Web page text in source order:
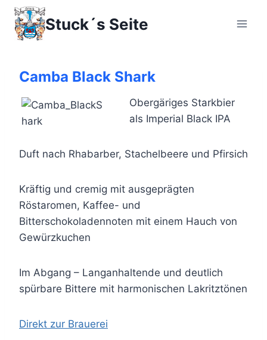
Zum
Inhalt
springen
Stuck´s Seite
Camba Black Shark
Obergäriges Starkbier
als Imperial Black IPA
Duft nach Rhabarber, Stachelbeere und Pfirsich
Kräftig und cremig mit ausgeprägten
Röstaromen, Kaffee- und
Bitterschokoladennoten mit einem Hauch von
Gewürzkuchen
Im Abgang – Langanhaltende und deutlich
spürbare Bittere mit harmonischen Lakritztönen
Direkt zur Brauerei